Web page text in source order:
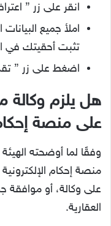
انقر على زر ”
املأ جميع
تثبت أحقيتك في
اضغط على زر ”
هل يلزم وكالة
على منصة
وفقًا لما أوضحته
منصة إحكام
على وكالة، أو موافقة
العقارية.